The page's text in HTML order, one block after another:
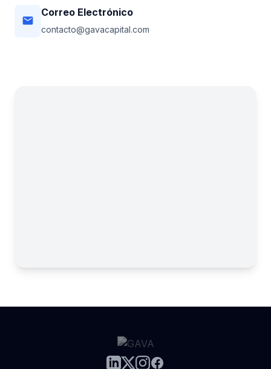
email
Correo Electrónico
contacto@gavacapital.com